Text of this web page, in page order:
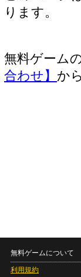
ります。
無料ゲーム
合わせ】 か
無料ゲームについて
利用規約